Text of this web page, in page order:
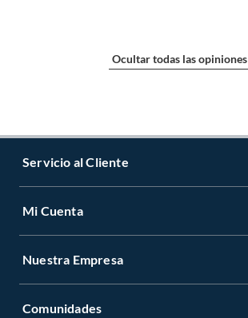
Ocultar todas las opiniones
Servicio al Cliente
Contáctanos
Tiendas y horarios
Mi Cuenta
Registrate
Nuestra Empresa
Sobre Nosotros
Comunidades